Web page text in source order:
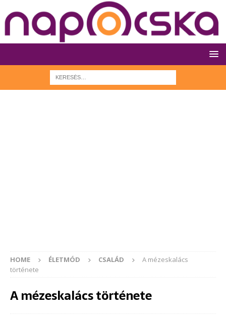
HOME ÉLETMÓD CSALÁD
A mézeskalács
története
A mézeskalács története